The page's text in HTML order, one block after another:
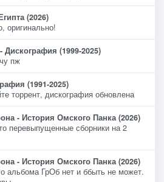
(2026)
оригинально!
Дискография (1999-2025)
пж
(1991-2025)
торрент, дискография обновлена
- История Омского Панка (2026)
перевыпущенные сборники на 2
- История Омского Панка (2026)
альбома ГрОб нет и ббыть не может.